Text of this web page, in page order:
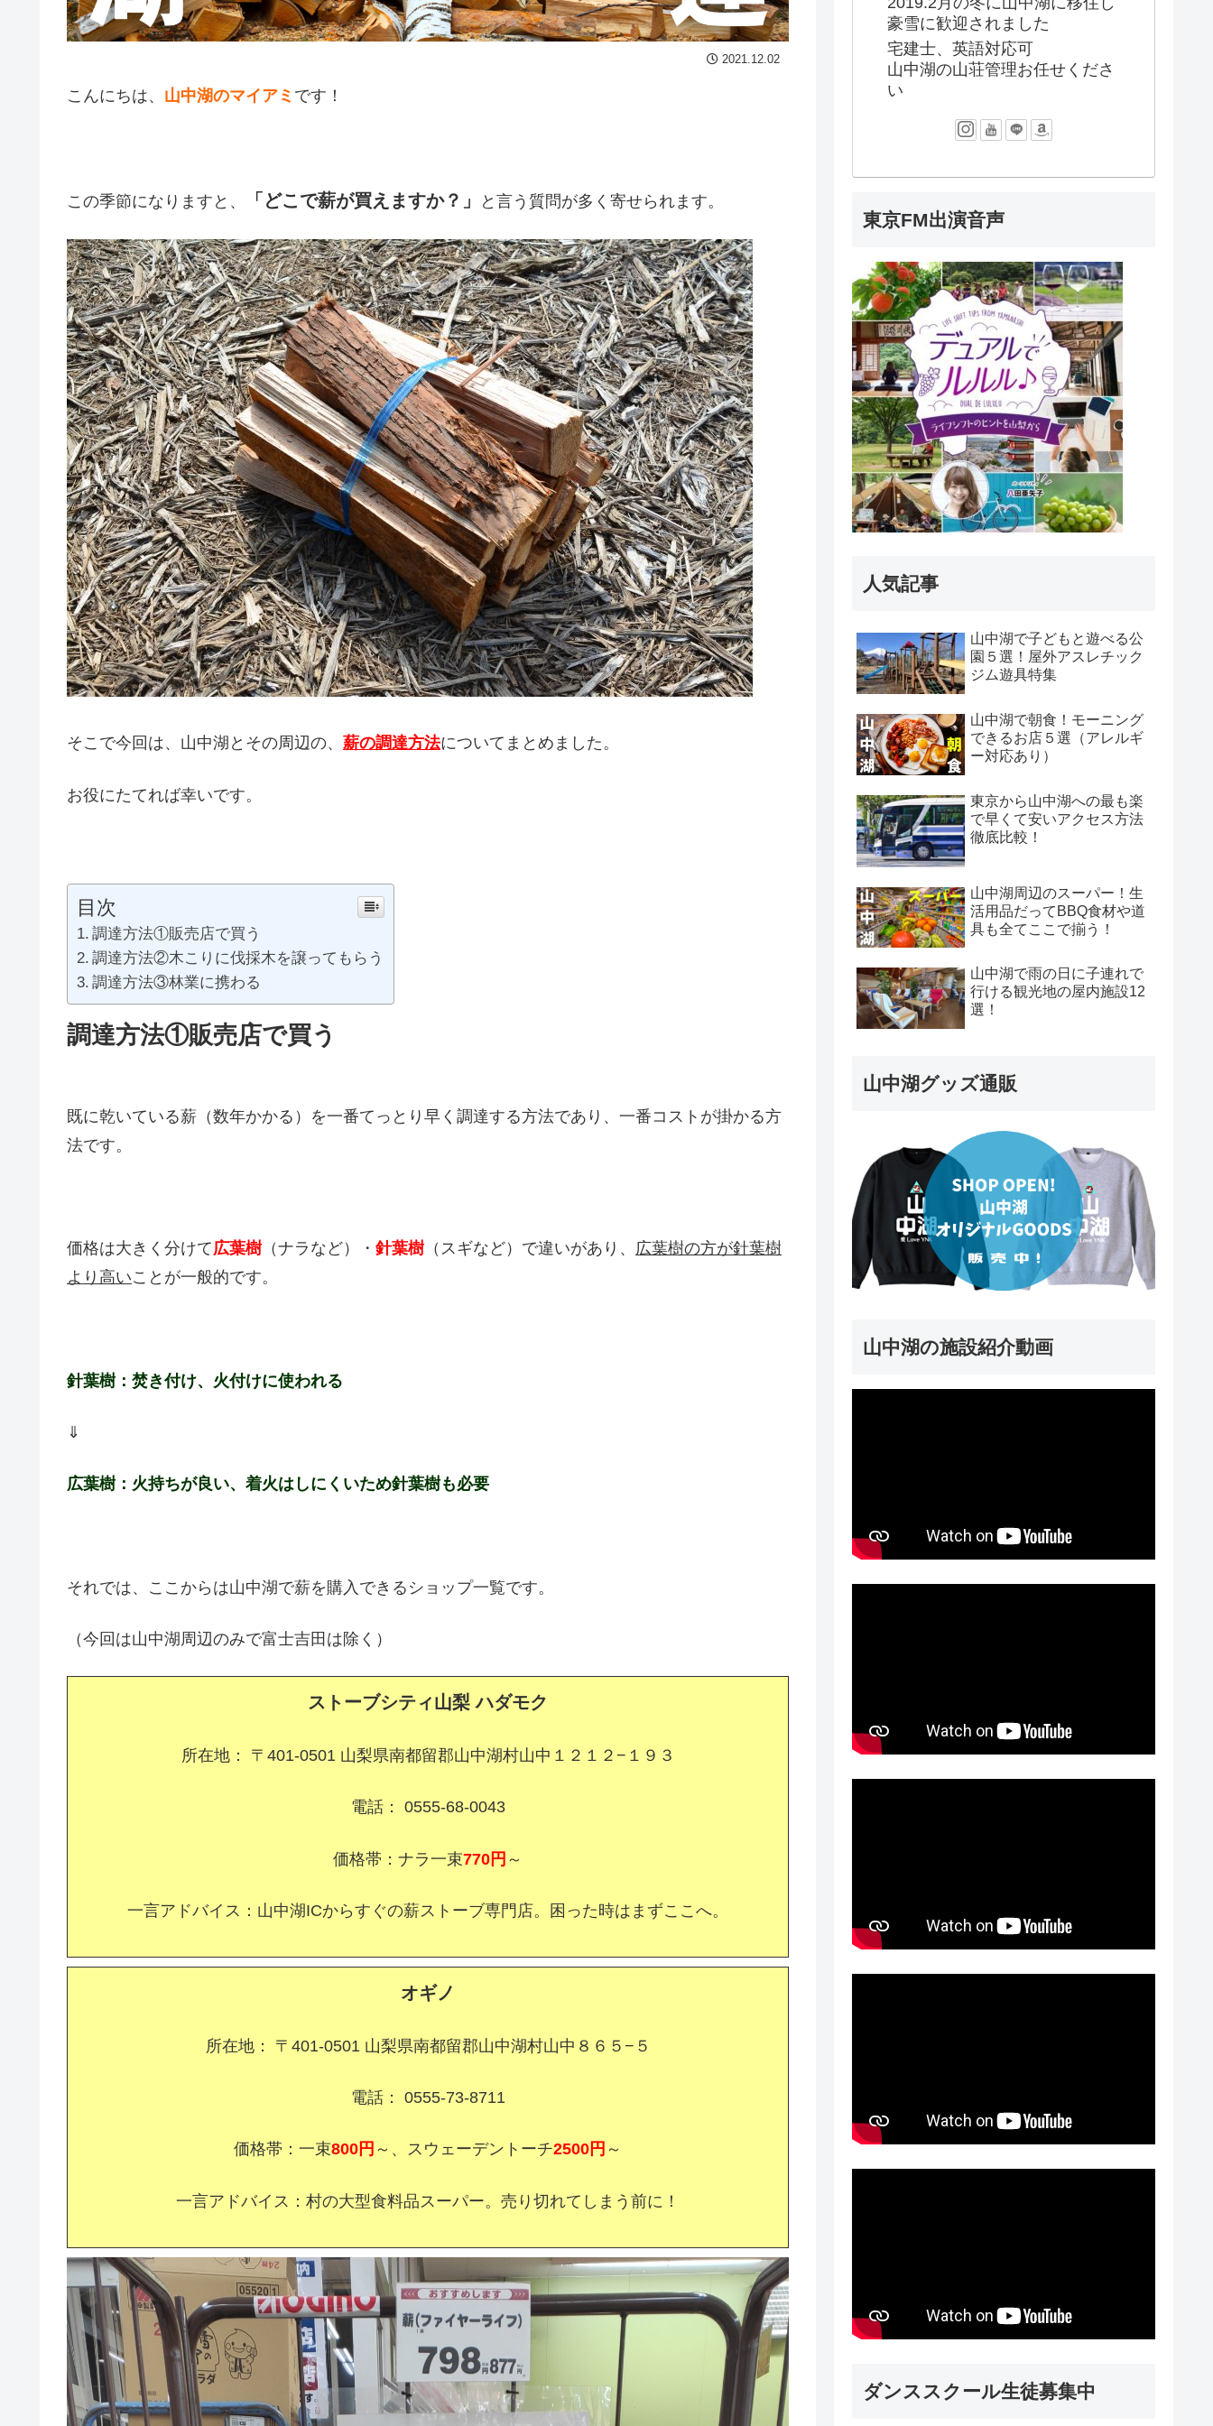
2021.12.02
こんにちは、 山中湖のマイアミ です！
この季節になりますと、 「どこで薪が買えますか？」 と言う質問が多く寄せられます。
そこで今回は、山中湖とその周辺の、 薪の調達方法についてまとめました。
お役にたてれば幸いです。
目次
調達方法①販売店で買う
調達方法②木こりに伐採木を譲ってもらう
調達方法③林業に携わる
調達方法①販売店で買う
既に乾いている薪（数年かかる）を一番てっとり早く調達する方法であり、一番コストが掛かる方
法です。
価格は大きく分けて広葉樹（ナラなど）・ 針葉樹（スギなど）で違いがあり、 広葉樹の方が針葉樹
より高いことが一般的です。
針葉樹：焚き付け、火付けに使われる
⇓
広葉樹：火持ちが良い、着火はしにくいため針葉樹も必要
それでは、ここからは山中湖で薪を購入できるショップ一覧です。
（今回は山中湖周辺のみで富士吉田は除く）
ストーブシティ山梨 ハダモク
所在地： 〒401-0501 山梨県南都留郡山中湖村山中１２１２−１９３
電話： 0555-68-0043
価格帯：ナラ一束770円 ～
一言アドバイス：山中湖ICからすぐの薪ストーブ専門店。困った時はまずここへ。
オギノ
所在地： 〒401-0501 山梨県南都留郡山中湖村山中８６５−５
電話： 0555-73-8711
価格帯：一束800円 ～、スウェーデントーチ2500円 ～
一言アドバイス：村の大型食料品スーパー。売り切れてしまう前に！
豪雪に歓迎されました
宅建士、英語対応可
山中湖の山荘管理お任せくださ
い
東京FM出演音声
人気記事
山中湖で子どもと遊べる公
園５選！屋外アスレチック
ジム遊具特集
山中湖で朝食！モーニング
できるお店５選（アレルギ
ー対応あり）
東京から山中湖への最も楽
で早くて安いアクセス方法
徹底比較！
山中湖周辺のスーパー！生
活用品だってBBQ食材や道
具も全てここで揃う！
山中湖で雨の日に子連れで
行ける観光地の屋内施設12
選！
山中湖グッズ通販
山中湖の施設紹介動画
ダンススクール生徒募集中